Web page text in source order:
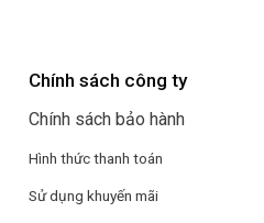
Chính sách công ty
Chính sách bảo hành
Hình thức thanh toán
Sử dụng khuyến mãi